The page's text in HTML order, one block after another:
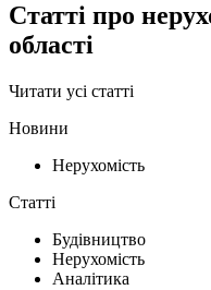
Статті про
області
Читати усі статті
Новини
Нерухомість
Статті
Будівництво
Нерухомість
Аналітика